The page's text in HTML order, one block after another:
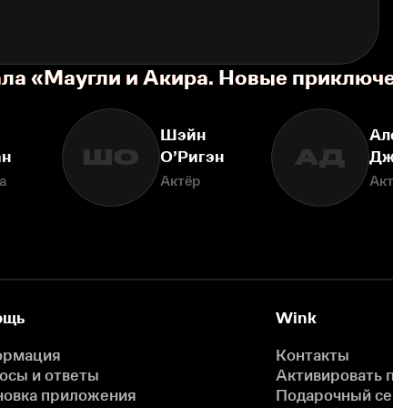
«Маугли и Акира. Новые
ШО
Шэйн
О’Ригэн
Актёр
АД
и ответы
приложения
Wink
Контакты
Активировать
Подарочный